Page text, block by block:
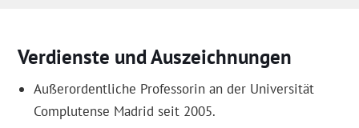
Verdienste und Auszeichnungen
Außerordentliche Professorin an der Universität
Complutense Madrid seit 2005.